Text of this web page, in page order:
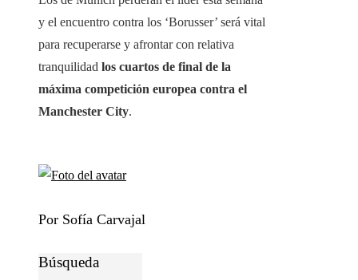
y el encuentro contra los ‘Borusser’ será vital
para recuperarse y afrontar con relativa
tranquilidad los cuartos de final de la
máxima competición europea contra el
Manchester City.
Por Sofía Carvajal
Búsqueda